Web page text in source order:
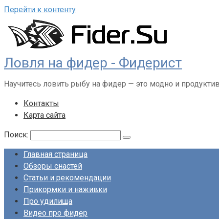
Перейти к контенту
Ловля на фидер - Фидерист
Научитесь ловить рыбу на фидер — это модно и
Контакты
Карта сайта
Поиск:
Главная страница
Обзоры снастей
Статьи и рекомендации
Прикормки и наживки
Про удилища
Видео про фидер